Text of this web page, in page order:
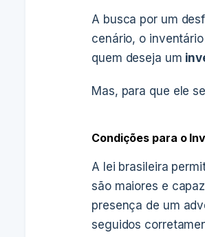
A busca por um
cenário, o
quem deseja um
Mas, para que ele
Condições para o
A lei brasileira
são maiores e
presença de um
seguidos